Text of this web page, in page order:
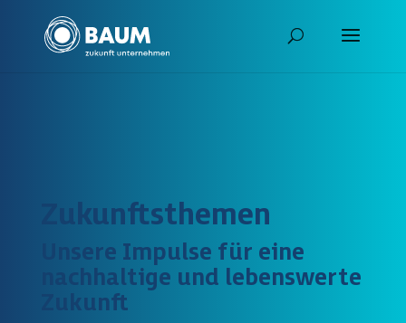
Zukunftsthemen
Unsere Impulse für eine
nachhaltige und lebenswerte
Zukunft